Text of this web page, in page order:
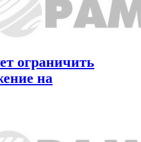
ограничить
на